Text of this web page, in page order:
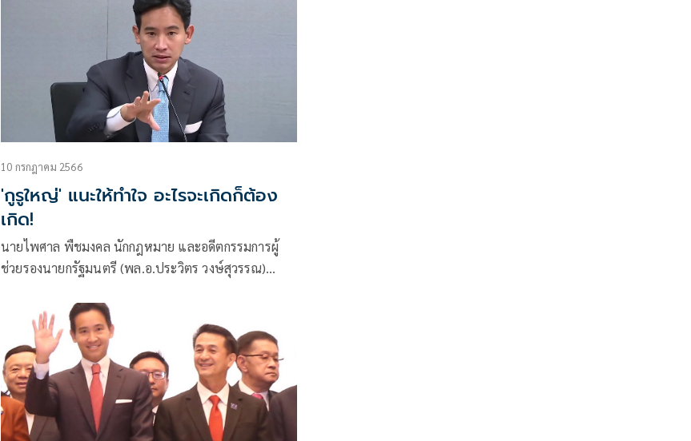
10 กรกฎาคม 2566
'กูรูใหญ่' แนะให้ทำใจ อะไรจะเกิดก็ต้อง
เกิด!
นายไพศาล พืชมงคล นักกฎหมาย และอดีตกรรมการผู้
ช่วยรองนายกรัฐมนตรี (พล.อ.ประวิตร วงษ์สุวรรณ)
รัฐประหารโดยกฎหมาย